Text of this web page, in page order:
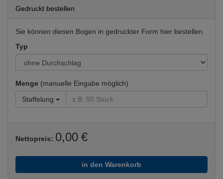
Gedruckt bestellen
Sie können diesen Bogen in gedruckter Form hier bestellen.
Typ
Menge (manuelle Eingabe möglich)
Staffelung
Nettopreis: 0,00 €
in den Warenkorb